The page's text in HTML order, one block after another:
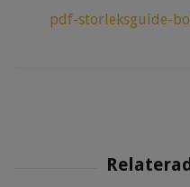
pdf-storleksguide-